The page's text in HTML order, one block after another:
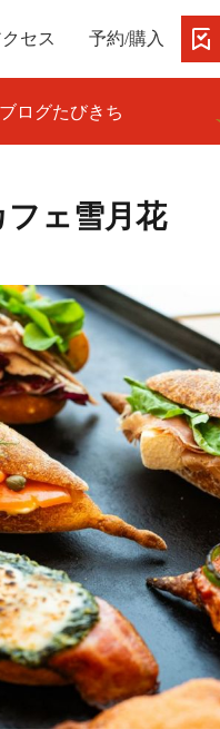
セス 予約/購入
ログたびきち
ェ雪月花